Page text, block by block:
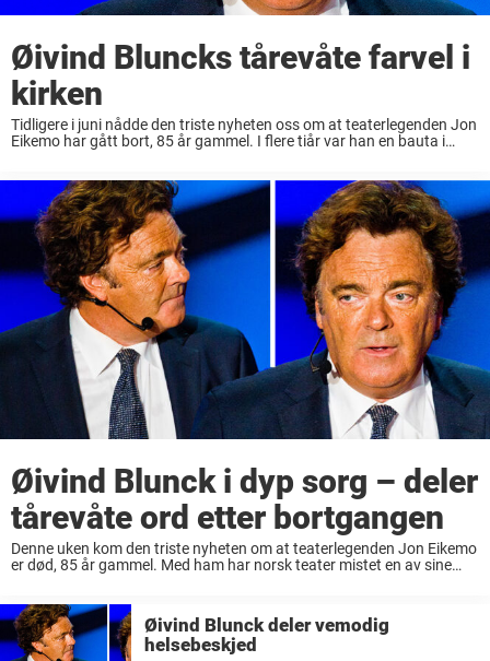
Øivind Bluncks tårevåte farvel i
kirken
Tidligere i juni nådde den triste nyheten oss om at teaterlegenden Jon
Eikemo har gått bort, 85 år gammel. I flere tiår var han en bauta i
Øivind Blunck i dyp sorg – deler
tårevåte ord etter bortgangen
Denne uken kom den triste nyheten om at teaterlegenden Jon Eikemo
er død, 85 år gammel. Med ham har norsk teater mistet en av sine
Øivind Blunck deler vemodig
helsebeskjed